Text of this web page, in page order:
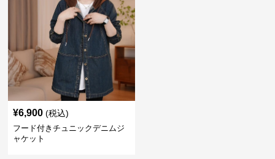
¥6,900 (税込)
フード付きチュニックデニムジ
ャケット